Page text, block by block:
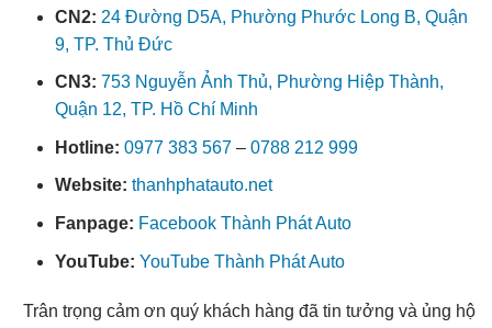
CN2: 24 Đường D5A, Phường Phước Long B, Quận
9, TP. Thủ Đức
CN3: 753 Nguyễn Ảnh Thủ, Phường Hiệp Thành,
Quận 12, TP. Hồ Chí Minh
Hotline: 0977 383 567 – 0788 212 999
Website: thanhphatauto.net
Fanpage: Facebook Thành Phát Auto
YouTube: YouTube Thành Phát Auto
Trân trọng cảm ơn quý khách hàng đã tin tưởng và ủng hộ